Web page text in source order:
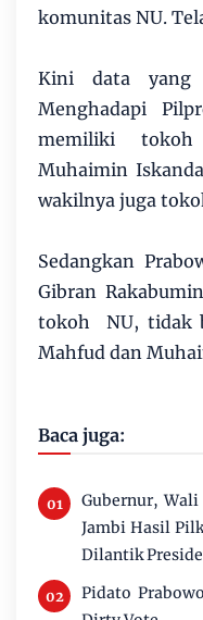
komunitas NU.
Kini data yang
Menghadapi
memiliki
Muhaimin
wakilnya juga
Sedangkan
Gibran
tokoh NU, tidak
Mahfud dan
Baca juga:
Gubernur,
Jambi Hasil
Dilantik
Pidato